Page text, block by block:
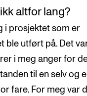
altfor lang?
i prosjektet som er
ble utført på. Det
i meg anger for
til en selv og
fare. For meg var